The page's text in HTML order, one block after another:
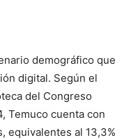
demográfico que
digital. Según el
del Congreso
Temuco cuenta con
equivalentes al 13,3%